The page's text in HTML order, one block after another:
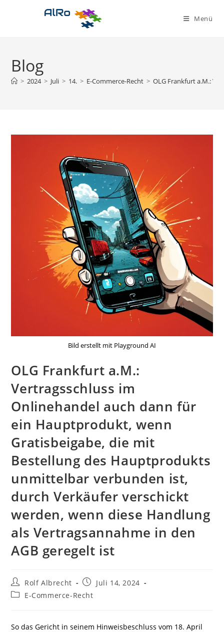
Menü
Blog
> 2024 > Juli > 14. > E-Commerce-Recht > OLG Frankfurt a.M.:
Bild erstellt mit Playground AI
OLG Frankfurt a.M.:
Vertragsschluss im
Onlinehandel auch dann für
ein Hauptprodukt, wenn
Gratisbeigabe, die mit
Bestellung des Hauptprodukts
unmittelbar verbunden ist,
durch Verkäufer verschickt
werden, wenn diese Handlung
als Vertragsannahme in den
AGB geregelt ist
Beitrags-
Autor:
Rolf Albrecht
Beitrag
veröffentlicht:
Juli 14, 2024
Beitrags-
E-Commerce-Recht
So das Gericht in seinem Hinweisbeschluss vom 18. April